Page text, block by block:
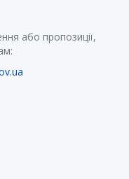
або пропозиції,